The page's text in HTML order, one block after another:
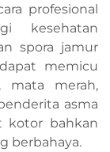
profesional
kesehatan
spora jamur
memicu
mata merah,
asma
kotor bahkan
berbahaya.